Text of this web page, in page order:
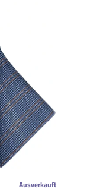
Ausverkauft